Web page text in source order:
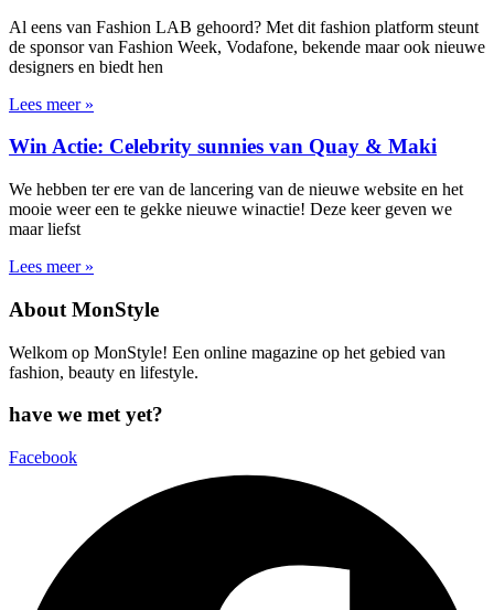
Al eens van Fashion LAB gehoord? Met dit fashion platform steunt
de sponsor van Fashion Week, Vodafone, bekende maar ook nieuwe
designers en biedt hen
Lees meer »
Win Actie: Celebrity sunnies van Quay & Maki
We hebben ter ere van de lancering van de nieuwe website en het
mooie weer een te gekke nieuwe winactie! Deze keer geven we
maar liefst
Lees meer »
About MonStyle
Welkom op MonStyle! Een online magazine op het gebied van
fashion, beauty en lifestyle.
have we met yet?
Facebook